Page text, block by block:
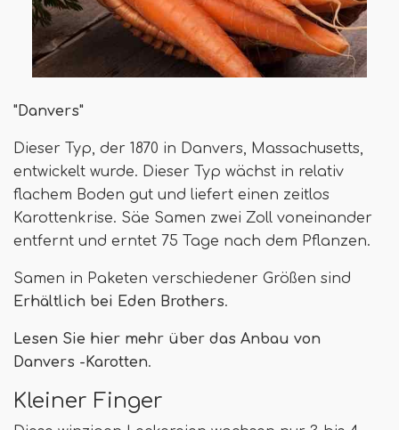
"Danvers"
Dieser Typ, der 1870 in Danvers, Massachusetts,
entwickelt wurde. Dieser Typ wächst in relativ
flachem Boden gut und liefert einen zeitlos
Karottenkrise. Säe Samen zwei Zoll voneinander
entfernt und erntet 75 Tage nach dem Pflanzen.
Samen in Paketen verschiedener Größen sind
Erhältlich bei Eden Brothers.
Lesen Sie hier mehr über das Anbau von
Danvers -Karotten.
Kleiner Finger